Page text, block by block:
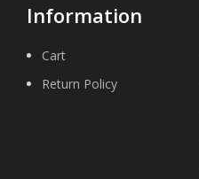
Information
Cart
Return Policy